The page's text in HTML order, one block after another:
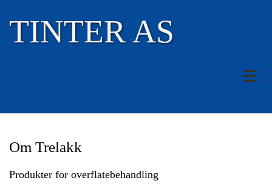
TINTER AS
Om Trelakk
Produkter for overflatebehandling